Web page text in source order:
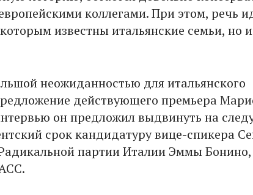
коллегами. При этом, речь
известны итальянские семьи, но
неожиданностью для итальянского
действующего премьера
он предложил выдвинуть на
срок кандидатуру вице-спикера
партии Италии Эммы Бонино,